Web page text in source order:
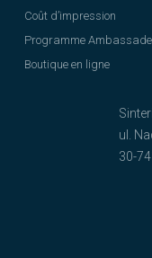
ul.
30-
Coût d’impression
Programme
Boutique en ligne